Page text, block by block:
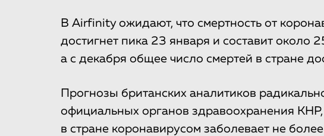
В Airfinity ожидают, что смертность от
достигнет пика 23 января и составит около
а с декабря общее число смертей в стране
Прогнозы британских аналитиков
официальных органов здравоохранения
в стране коронавирусом заболевает не